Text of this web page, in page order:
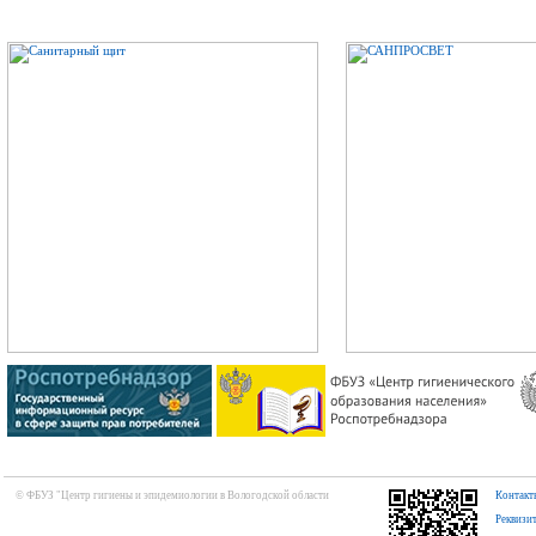
© ФБУЗ "Центр гигиены и эпидемиологии в Вологодской области